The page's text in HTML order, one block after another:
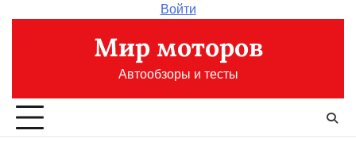
Войти
Мир моторов
Автообзоры и тесты